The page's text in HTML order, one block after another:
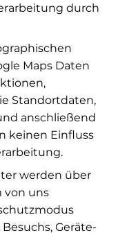
durch
Maps Daten
Standortdaten,
anschließend
keinen Einfluss
werden über
von uns
Geräte-